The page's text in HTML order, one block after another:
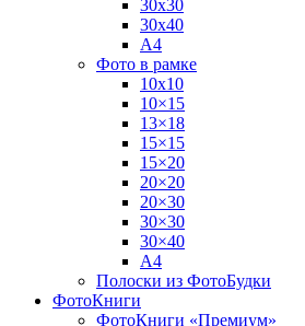
30х30
30х40
А4
Фото в рамке
10х10
10×15
13×18
15×15
15×20
20×20
20×30
30×30
30×40
A4
Полоски из ФотоБудки
ФотоКниги
ФотоКниги «Премиум»